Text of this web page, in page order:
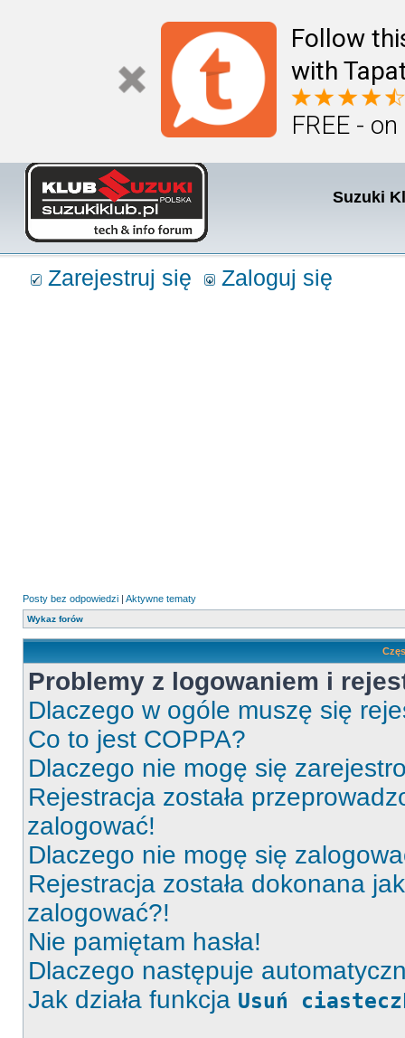
Follow
with
FREE -
Suzuki
Zarejestruj się Zaloguj się
Posty bez odpowiedzi | Aktywne tematy
Wykaz forów
Problemy z logowaniem i
Dlaczego w ogóle muszę się
Co to jest COPPA?
Dlaczego nie mogę się
Rejestracja została
zalogować!
Dlaczego nie mogę się
Rejestracja została dokonana
zalogować?!
Nie pamiętam hasła!
Dlaczego następuje
Jak działa funkcja Usuń